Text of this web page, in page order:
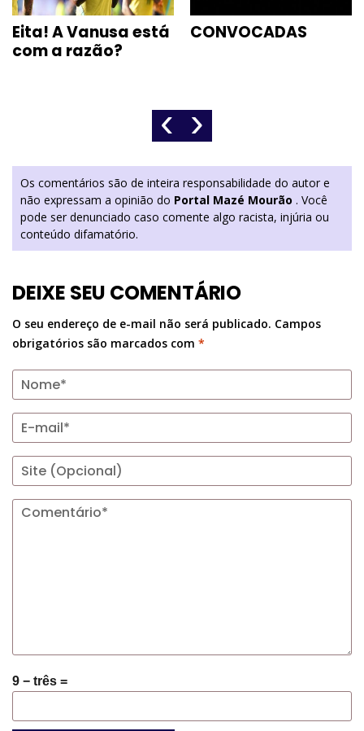
Eita! A Vanusa está
com a razão?
CONVOCADAS
‹ ›
Os comentários são de inteira responsabilidade do autor e
não expressam a opinião do Portal Mazé Mourão . Você
pode ser denunciado caso comente algo racista, injúria ou
conteúdo difamatório.
DEIXE SEU COMENTÁRIO
O seu endereço de e-mail não será publicado. Campos
obrigatórios são marcados com *
9 − três =